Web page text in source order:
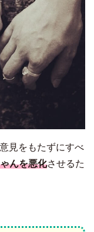
見をもたずにすべ
んを悪化させるた